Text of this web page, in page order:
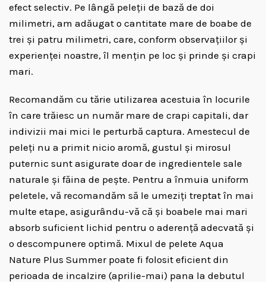
efect selectiv. Pe lângă peleții de bază de doi
milimetri, am adăugat o cantitate mare de boabe de
trei și patru milimetri, care, conform observațiilor și
experienței noastre, îl mențin pe loc și prinde și crapi
mari.
Recomandăm cu tărie utilizarea acestuia în locurile
în care trăiesc un număr mare de crapi capitali, dar
indivizii mai mici le perturbă captura. Amestecul de
peleți nu a primit nicio aromă, gustul și mirosul
puternic sunt asigurate doar de ingredientele sale
naturale și făina de pește. Pentru a înmuia uniform
peletele, vă recomandăm să le umeziți treptat în mai
multe etape, asigurându-vă că și boabele mai mari
absorb suficient lichid pentru o aderență adecvată și
o descompunere optimă. Mixul de pelete Aqua
Nature Plus Summer poate fi folosit eficient din
perioada de incalzire (aprilie-mai) pana la debutul